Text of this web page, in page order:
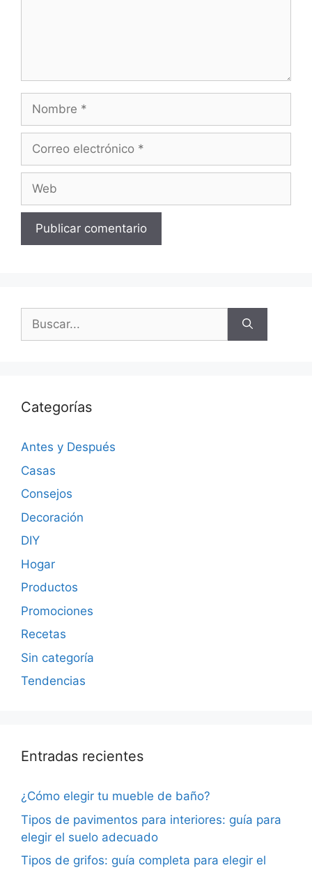
Categorías
Antes y Después
Casas
Consejos
Decoración
DIY
Hogar
Productos
Promociones
Recetas
Sin categoría
Tendencias
Entradas recientes
¿Cómo elegir tu mueble de baño?
Tipos de pavimentos para interiores: guía para
elegir el suelo adecuado
Tipos de grifos: guía completa para elegir el